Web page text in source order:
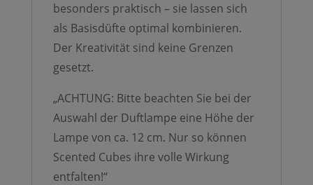
besonders praktisch – sie lassen sich
als Basisdüfte optimal kombinieren.
Der Kreativität sind keine Grenzen
gesetzt.
„ACHTUNG: Bitte beachten Sie bei der
Auswahl der Duftlampe eine Höhe der
Lampe von ca. 12 cm. Nur so können
Scented Cubes ihre volle Wirkung
entfalten!“